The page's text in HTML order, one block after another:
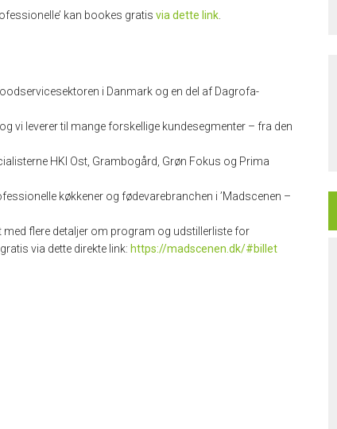
kan bookes gratis via dette link
i Danmark og en del af Dagrofa-
vi leverer til mange forskellige kundesegmenter – fra den
HKI Ost, Grambogård, Grøn Fokus og Prima
køkkener og fødevarebranchen i ’Madscenen –
med flere detaljer om program og udstillerliste for
via dette direkte link: https://madscenen.dk/#billet